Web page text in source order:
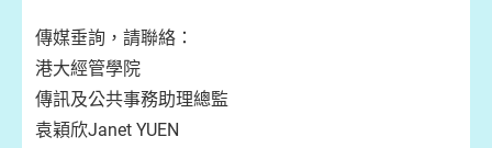
傳媒垂詢，請聯絡：
港大經管學院
傳訊及公共事務助理總監
袁穎欣Janet YUEN